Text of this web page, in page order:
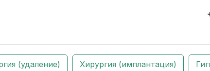
(удаление) Хирургия (имплантация)